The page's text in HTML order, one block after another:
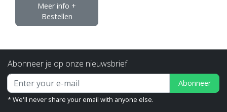
Meer info +
Bestellen
Abonneer je op onze nieuwsbrief
Abonneer
* We'll never share your email with anyone else.